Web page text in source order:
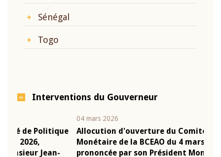
Sénégal
Togo
Interventions du Gouverneur
Allocution d'ouverture du Comité de Politique
Monétaire de la BCEAO du 4 mars 2026,
prononcée par son Président Monsieur Jean-